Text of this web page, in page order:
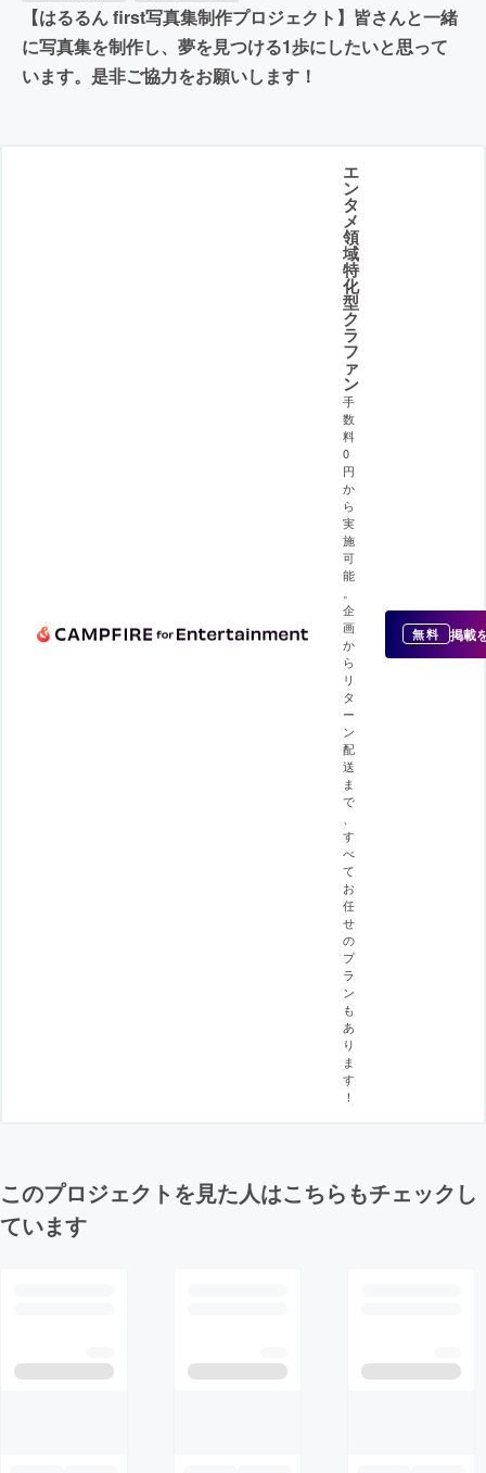
【はるるん first写真集制作プロジェクト】皆さんと一緒
に写真集を制作し、夢を見つける1歩にしたいと思って
います。是非ご協力をお願いします！
エ
ン
タ
メ
領
域
特
化
型
ク
ラ
フ
ァ
ン
手
数
料
0
円
か
ら
実
施
可
能
企
画
か
ら
リ
タ
ー
ン
配
送
ま
で
す
べ
て
お
任
せ
の
プ
ラ
ン
も
あ
り
ま
す
！
無料 掲載
このプロジェクトを見た人はこちらもチェックし
ています